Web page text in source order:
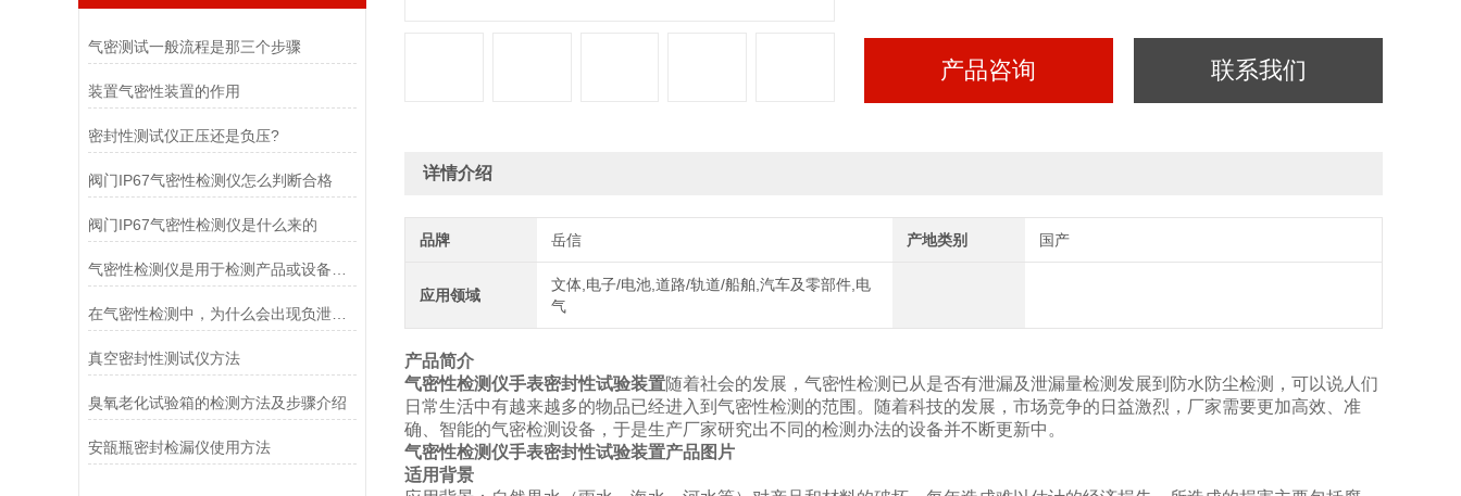
气密测试一般流程是那三个步骤
装置气密性装置的作用
密封性测试仪正压还是负压?
阀门IP67气密性检测仪怎么判断合格
阀门IP67气密性检测仪是什么来的
在气密性检测中，为什么会出现负泄漏值？
真空密封性测试仪方法
臭氧老化试验箱的检测方法及步骤介绍
安瓿瓶密封检漏仪使用方法
产品咨询 联系我们
详情介绍
品牌 岳信 产地类别 国产
应用领域
文体,电子/电池,道路/轨道/船舶,汽车及零部件,电
气
产品简介
气密性检测仪手表密封性试验装置随着社会的发展，气密性检测已从是否有泄漏及泄漏量检测发展到防水防尘检测，可以说人们
日常生活中有越来越多的物品已经进入到气密性检测的范围。随着科技的发展，市场竞争的日益激烈，厂家需要更加高效、准
确、智能的气密检测设备，于是生产厂家研究出不同的检测办法的设备并不断更新中。
气密性检测仪手表密封性试验装置产品图片
适用背景